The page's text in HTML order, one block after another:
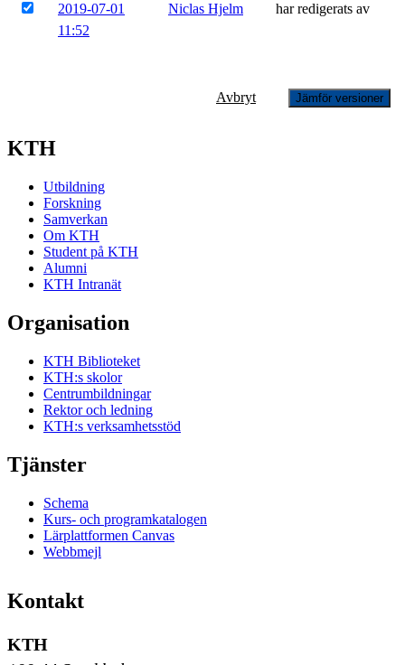
2019-07-01
11:52
Niclas Hjelm har redigerats av
Avbryt Jämför versioner
KTH
Utbildning
Forskning
Samverkan
Om KTH
Student på KTH
Alumni
KTH Intranät
Organisation
KTH Biblioteket
KTH:s skolor
Centrumbildningar
Rektor och ledning
KTH:s verksamhetsstöd
Tjänster
Schema
Kurs- och programkatalogen
Lärplattformen Canvas
Webbmejl
Kontakt
KTH